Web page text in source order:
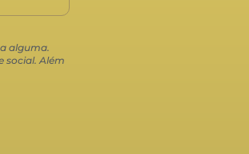
alguma.
social. Além